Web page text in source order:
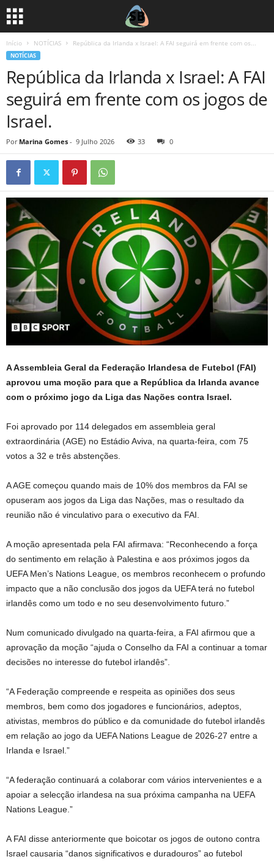
Início NOTÍCIAS República da Irlanda x Israel: A FAI seguirá em frente com os...
NOTÍCIAS
República da Irlanda x Israel: A FAI
seguirá em frente com os jogos de
Israel.
Por Marina Gomes - 9 Julho 2026 33 0
A Assembleia Geral da Federação Irlandesa de Futebol (FAI)
aprovou uma moção para que a República da Irlanda avance
com o próximo jogo da Liga das Nações contra Israel.
Foi aprovado por 114 delegados em assembleia geral
extraordinária (AGE) no Estádio Aviva, na quarta-feira, com 75
votos a 32 e três abstenções.
A AGE começou quando mais de 10% dos membros da FAI se
opuseram aos jogos da Liga das Nações, mas o resultado da
reunião não é vinculativo para o executivo da FAI.
A moção apresentada pela FAI afirmava: “Reconhecendo a força
do sentimento em relação à Palestina e aos próximos jogos da
UEFA Men’s Nations League, os membros reconhecem o profundo
impacto que a não conclusão dos jogos da UEFA terá no futebol
irlandês como um todo e no seu desenvolvimento futuro.”
Num comunicado divulgado na quarta-feira, a FAI afirmou que a
aprovação da moção “ajuda o Conselho da FAI a continuar a tomar
decisões no interesse do futebol irlandês”.
“A Federação compreende e respeita as opiniões dos seus
membros, bem como dos jogadores e funcionários, adeptos,
ativistas, membros do público e da comunidade do futebol irlandês
em relação ao jogo da UEFA Nations League de 2026-27 entre a
Irlanda e Israel.”
“A federação continuará a colaborar com vários intervenientes e a
apoiar a selecção irlandesa na sua próxima campanha na UEFA
Nations League.”
A FAI disse anteriormente que boicotar os jogos de outono contra
Israel causaria “danos significativos e duradouros” ao futebol